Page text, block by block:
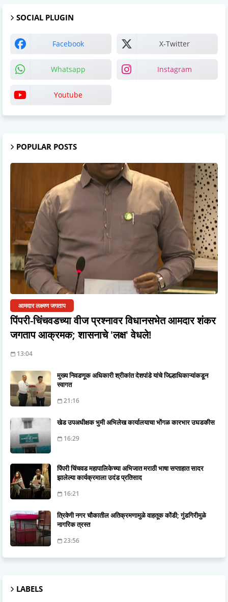
SOCIAL PLUGIN
Facebook X-Twitter
Whatsapp Instagram
Youtube
POPULAR POSTS
आमदार लक्ष्मण जगताप
पिंपरी-चिंचवडच्या वीज प्रश्नावर विधानसभेत आमदार शंकर
जगताप आक्रमक; शासनाचे 'लक्ष' वेधले!
13:04
मुख्य निवडणूक अधिकारी श्रीकांत देशपांडे यांचे जिल्हाधिकाऱ्यांकडून
स्वागत
21:16
खेड उपअधीक्षक भुमी अभिलेख कार्यालयाचा भोंगळ कारभार उघडकीस
16:29
पिंपरी चिंचवड महापालिकेच्या अभिजात मराठी भाषा सप्ताहात सादर
झालेल्या कार्यक्रमाला उदंड प्रतिसाद
16:21
त्रिवेणी नगर चौकातील अतिक्रमणामुळे वाहतूक कोंडी; गुंडगिरीमुळे
नागरिक त्रस्त
23:56
LABELS